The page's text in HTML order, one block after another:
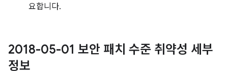
요합니다.
2018-05-01 보안 패치 수준 취약성 세부
정보